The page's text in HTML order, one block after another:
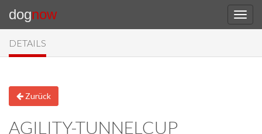
dognow
DETAILS
Zurück
AGILITY-TUNNELCUP